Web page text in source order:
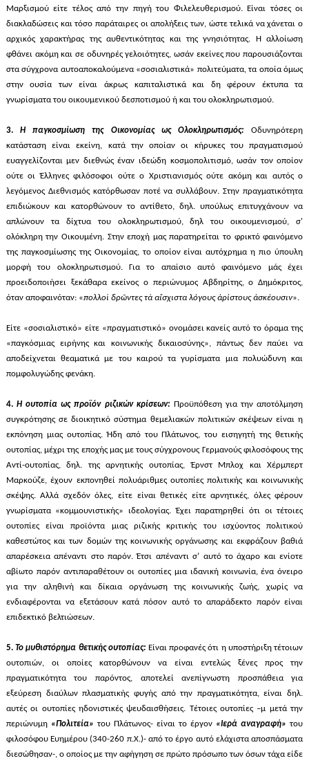
Μαρξισμού είτε τέλος από την πηγή του Φιλελευθερισμού. Είναι τόσες οι
διακλαδώσεις και τόσο παράταιρες οι απολήξεις των, ώστε τελικά να χάνεται ο
αρχικός χαρακτήρας της αυθεντικότητας και της γνησιότητας. Η αλλοίωση
φθάνει ακόμη και σε οδυνηρές γελοιότητες, ωσάν εκείνες που παρουσιάζονται
στα σύγχρονα αυτοαποκαλούμενα «σοσιαλιστικά» πολιτεύματα, τα οποία όμως
στην ουσία των είναι άκρως καπιταλιστικά και δη φέρουν έκτυπα τα
γνωρίσματα του οικουμενικού δεσποτισμού ή και του ολοκληρωτισμού.
3. Η παγκοσμίωση της Οικονομίας ως Ολοκληρωτισμός:Οδυνηρότερη
κατάσταση είναι εκείνη, κατά την οποίαν οι κήρυκες του πραγματισμού
ευαγγελίζονται μεν διεθνώς έναν ιδεώδη κοσμοπολιτισμό, ωσάν τον οποίον
ούτε οι Έλληνες φιλόσοφοι ούτε ο Χριστιανισμός ούτε ακόμη και αυτός ο
λεγόμενος Διεθνισμός κατόρθωσαν ποτέ να συλλάβουν. Στην πραγματικότητα
επιδιώκουν και κατορθώνουν το αντίθετο, δηλ. υπούλως επιτυγχάνουν να
απλώνουν τα δίχτυα του ολοκληρωτισμού, δηλ του οικουμενισμού, σ'
ολόκληρη την Οικουμένη. Στην εποχή μας παρατηρείται το φρικτό φαινόμενο
της παγκοσμίωσης της Οικονομίας, το οποίον είναι αυτόχρημα η πιο ύπουλη
μορφή του ολοκληρωτισμού. Για το απαίσιο αυτό φαινόμενο μάς έχει
προειδοποιήσει ξεκάθαρα εκείνος ο περιώνυμος Αβδηρίτης, ο Δημόκριτος,
όταν αποφαινόταν: «πολλοὶ δρῶντες τὰ αἴσχιστα λόγους ἀρίστους ἀσκέουσιν».
Είτε «σοσιαλιστικό» είτε «πραγματιστικό» ονομάσει κανείς αυτό το όραμα της
«παγκόσμιας ειρήνης και κοινωνικής δικαιοσύνης», πάντως δεν παύει να
αποδείχνεται θεαματικά με του καιρού τα γυρίσματα μια πολυώδυνη και
πομφολυγώδης φενάκη.
4. Η ουτοπία ως προϊόν ριζικών κρίσεων:
Προϋπόθεση για την αποτόλμηση
συγκρότησης σε διοικητικό σύστημα θεμελιακών πολιτικών σκέψεων είναι η
εκπόνηση μιας ουτοπίας. Ήδη από του Πλάτωνος, του εισηγητή της θετικής
ουτοπίας, μέχρι της εποχής μας με τους σύγχρονους Γερμανούς φιλοσόφους της
Αντί-ουτοπίας, δηλ. της αρνητικής ουτοπίας, Έρνστ Μπλοχ και Χέρμπερτ
Μαρκούζε, έχουν εκπονηθεί πολυάριθμες ουτοπίες πολιτικής και κοινωνικής
σκέψης. Αλλά σχεδόν όλες, είτε είναι θετικές είτε αρνητικές, όλες φέρουν
γνωρίσματα «κομμουνιστικής» ιδεολογίας. Έχει παρατηρηθεί ότι οι τέτοιες
ουτοπίες είναι προϊόντα μιας ριζικής κριτικής του ισχύοντος πολιτικού
καθεστώτος και των δομών της κοινωνικής οργάνωσης και εκφράζουν βαθιά
απαρέσκεια απέναντι στο παρόν. Έτσι απέναντι σ’ αυτό το άχαρο και ενίοτε
αβίωτο παρόν αντιπαραθέτουν οι ουτοπίες μια ιδανική κοινωνία, ένα όνειρο
για την αληθινή και δίκαια οργάνωση της κοινωνικής ζωής, χωρίς να
ενδιαφέρονται να εξετάσουν κατά πόσον αυτό το απαράδεκτο παρόν είναι
επιδεκτικό βελτιώσεων.
5. Το μυθιστόρημα θετικής ουτοπίας: Είναι προφανές ότι η υποστήριξη τέτοιων
ουτοπιών, οι οποίες κατορθώνουν να είναι εντελώς ξένες προς την
πραγματικότητα του παρόντος, αποτελεί ανεπίγνωστη προσπάθεια για
εξεύρεση διαύλων πλασματικής φυγής από την πραγματικότητα, είναι δηλ.
αυτές οι ουτοπίες ηδονιστικές ψευδαισθήσεις. Τέτοιες ουτοπίες –μ μετά την
περιώνυμη «Πολιτεία»του Πλάτωνος- είναι το έργον «Ιερά αναγραφή»του
φιλοσόφου Ευημέρου (340-260 π.Χ.)- από το έργο αυτό ελάχιστα αποσπάσματα
διεσώθησαν-, ο οποίος με την αφήγηση σε πρώτο πρόσωπο των όσων τάχα είδε